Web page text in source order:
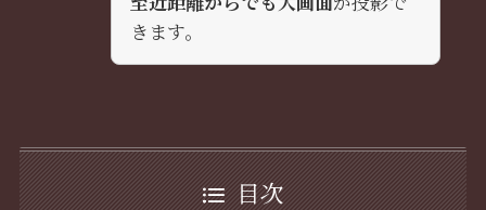
きます。
目次